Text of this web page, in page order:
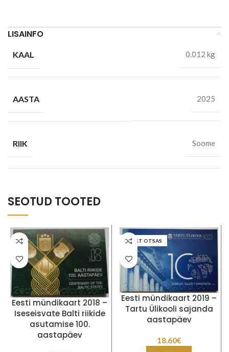
LISAINFO
KAAL 0.012 kg
AASTA 2025
RIIK Soome
SEOTUD TOOTED
Eesti mündikaart 2018 –
Iseseisvate Balti riikide
asutamise 100.
aastapäev
LAOST OTSAS
Eesti mündikaart 2019 –
Tartu Ülikooli sajanda
aastapäev
18.60€